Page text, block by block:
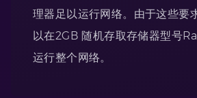
理器足以运行网络。由于这些要
以在2GB 随机存取存储器型号
运行整个网络。